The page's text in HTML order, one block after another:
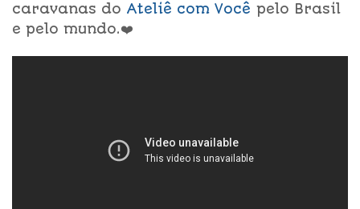
caravanas do Ateliê com Você pelo Brasil
e pelo mundo.❤️